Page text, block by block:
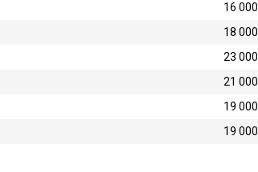
16 000
18 000
23 000
21 000
19 000
19 000